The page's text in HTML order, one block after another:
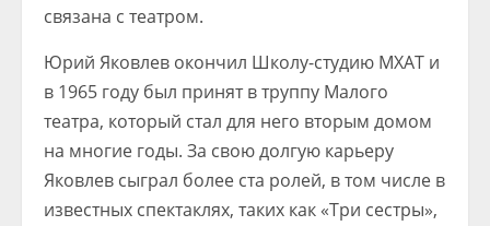
связана с театром.
Юрий Яковлев окончил Школу-студию МХАТ и
в 1965 году был принят в труппу Малого
театра, который стал для него вторым домом
на многие годы. За свою долгую карьеру
Яковлев сыграл более ста ролей, в том числе в
известных спектаклях, таких как «Три сестры»,